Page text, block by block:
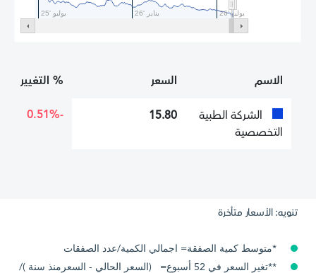
يوليو '25 يناير '26 يوليو '26
الاسم السعر % التغيير
الشركة الطبية
التخصصية
15.80
-0.51%
تنويه: الأسعار متأخرة
*متوسط كمية الصفقة= اجمالي الكمية/عدد الصفقات
**تغير السعر في 52 أسبوع= (السعر الحالي - السعرمنذ سنة )/